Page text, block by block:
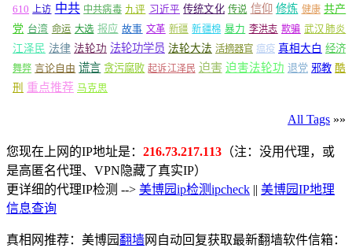
610 上访 中共 中共病毒 九评 习近平 传统文化 传说 信仰 修炼 健康 共产
党 台湾 命运 大选 报应 故事 文革 新疆 新疆棉 暴力 李洪志 欺骗 武汉肺炎
江泽民 法律 法轮功 法轮功学员 法轮大法 活摘器官 瘟疫 真相大白 经济
舞弊 言论自由 谎言 贪污腐败 起诉江泽民 迫害 迫害法轮功 退党 邪教 酷
刑 重点推荐 马克思
All Tags »»
您现在上网的IP地址是： 216.73.217.113 （注：没用代理，或
是高匿名代理、VPN隐藏了真实IP）
更详细的代理IP检测 --> 美博园ip检测ipcheck || 美博园IP地理
信息查询
真相网推荐：美博园翻墙网自动回复获取最新翻墙软件信箱：